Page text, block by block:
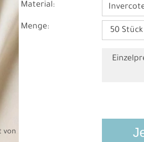
von
Material:
Menge: